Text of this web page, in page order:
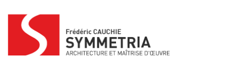
content